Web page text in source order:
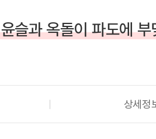
윤슬과 옥돌이 파도에
상세정